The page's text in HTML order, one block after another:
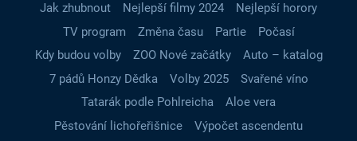
Jak zhubnout Nejlepší filmy 2024
Nejlepší horory
TV program
Změna času Partie
Počasí
Kdy budou volby
ZOO Nové začátky
Auto – katalog
7 pádů Honzy Dědka
Volby 2025
Svařené víno
Tatarák podle Pohlreicha
Aloe vera
Pěstování lichořeřišnice
Výpočet ascendentu